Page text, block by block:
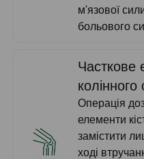
м'язової
больового
Часткове
колінного
Операція
елементи
замістити
ході